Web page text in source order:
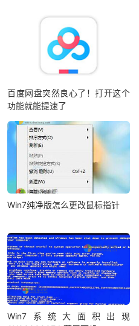
百度网盘突然良心了！打开这个
功能就能提速了
Win7纯净版怎么更改鼠标指针
Win7系统大面积出现